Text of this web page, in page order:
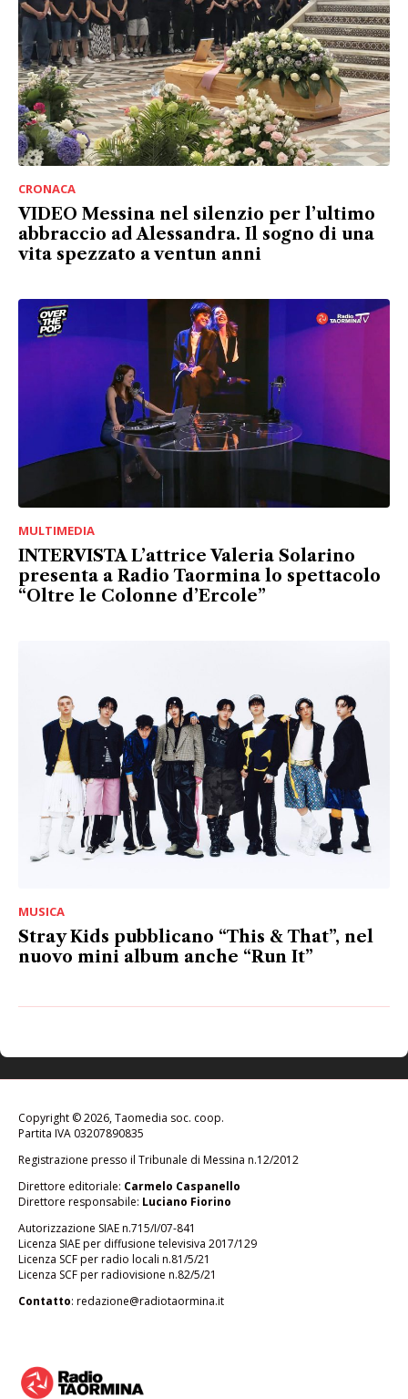
CRONACA
VIDEO Messina nel silenzio per l’ultimo
abbraccio ad Alessandra. Il sogno di una
vita spezzato a ventun anni
MULTIMEDIA
INTERVISTA L’attrice Valeria Solarino
presenta a Radio Taormina lo spettacolo
“Oltre le Colonne d’Ercole”
MUSICA
Stray Kids pubblicano “This & That”, nel
nuovo mini album anche “Run It”
Copyright © 2026, Taomedia soc. coop.
Partita IVA 03207890835
Registrazione presso il Tribunale di Messina n.12/2012
Direttore editoriale: Carmelo Caspanello
Direttore responsabile: Luciano Fiorino
Autorizzazione SIAE n.715/I/07-841
Licenza SIAE per diffusione televisiva 2017/129
Licenza SCF per radio locali n.81/5/21
Licenza SCF per radiovisione n.82/5/21
Contatto: redazione@radiotaormina.it